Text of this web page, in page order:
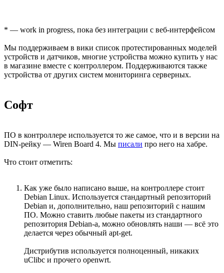
* — work in progress, пока без интеграции с веб-интерфейсом
Мы поддерживаем в вики список протестированных моделей
устройств и датчиков, многие устройства можно купить у нас
в магазине вместе с контроллером. Поддерживаются также
устройства от других систем мониторинга серверных.
Софт
ПО в контроллере используется то же самое, что и в версии на
DIN-рейку — Wiren Board 4. Мы писали про него на хабре.
Что стоит отметить:
Как уже было написано выше, на контроллере стоит
Debian Linux. Используется стандартный репозиторий
Debian и, дополнительно, наш репозиторий с нашим
ПО. Можно ставить любые пакеты из стандартного
репозитория Debian-а, можно обновлять наши — всё это
делается через обычный apt-get.
Дистрибутив используется полноценный, никаких
uClibc и прочего openwrt.